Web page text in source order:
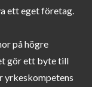
ett eget företag.
på högre
gör ett byte till
yrkeskompetens